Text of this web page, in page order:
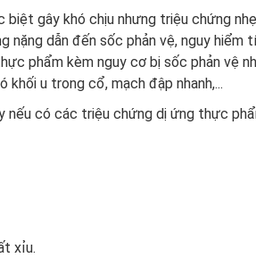
gây khó chịu nhưng triệu chứng
dẫn đến sốc phản vệ, nguy hiểm
phẩm kèm nguy cơ bị sốc phản vệ
u trong cổ, mạch đập nhanh,...
có các triệu chứng dị ứng thực
xỉu.